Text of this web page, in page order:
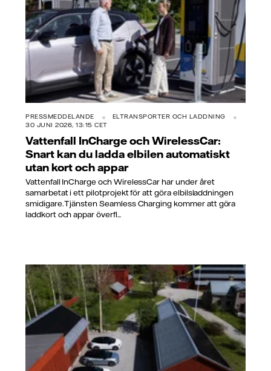
PRESSMEDDELANDE
ELTRANSPORTER OCH LADDNING
30 JUNI 2026, 13:15 CET
Vattenfall InCharge och WirelessCar:
Snart kan du ladda elbilen automatiskt
utan kort och appar
Vattenfall InCharge och WirelessCar har under året
samarbetat i ett pilotprojekt för att göra elbilsladdningen
smidigare. Tjänsten Seamless Charging kommer att göra
laddkort och appar överfl...